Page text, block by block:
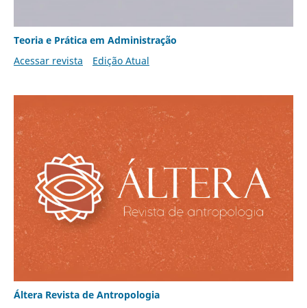
Teoria e Prática em Administração
Acessar revista
Edição Atual
Áltera Revista de Antropologia